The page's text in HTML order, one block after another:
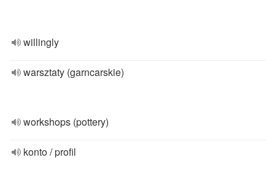
willingly
warsztaty (garncarskie)
workshops (pottery)
konto / profil